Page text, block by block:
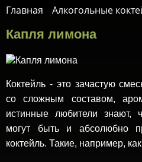
Главная Алкогольные
Капля лимона
Коктейль - это зачастую
со сложным составом,
истинные любители знают,
могут быть и абсолюбно
коктейль. Такие, например, как